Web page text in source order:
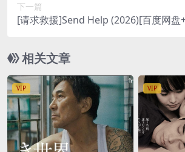
下一篇
[请求救援]Send Help (2026)[百度网盘
GB][中英字幕]
相关文章
VIP VIP